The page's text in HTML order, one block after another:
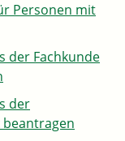
Personen mit
der Fachkunde
der